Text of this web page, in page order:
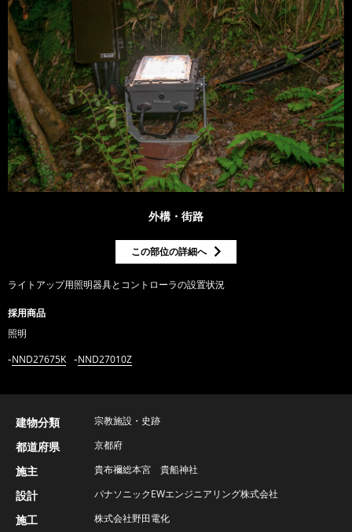
外構・街路
この部位の詳細へ
ライトアップ用照明器具とコントローラの設置状況
採用商品
照明
NND27675K
NND27010Z
建物分類 宗教施設・史跡
都道府県 京都府
施主 貴布禰総本宮 貴船神社
設計 パナソニックEWエンジニアリング株式会社
施工 株式会社野田電化